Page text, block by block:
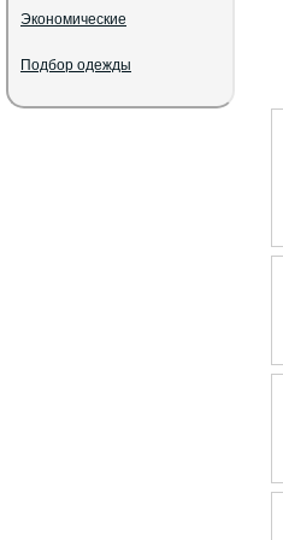
Экономические
Подбор одежды